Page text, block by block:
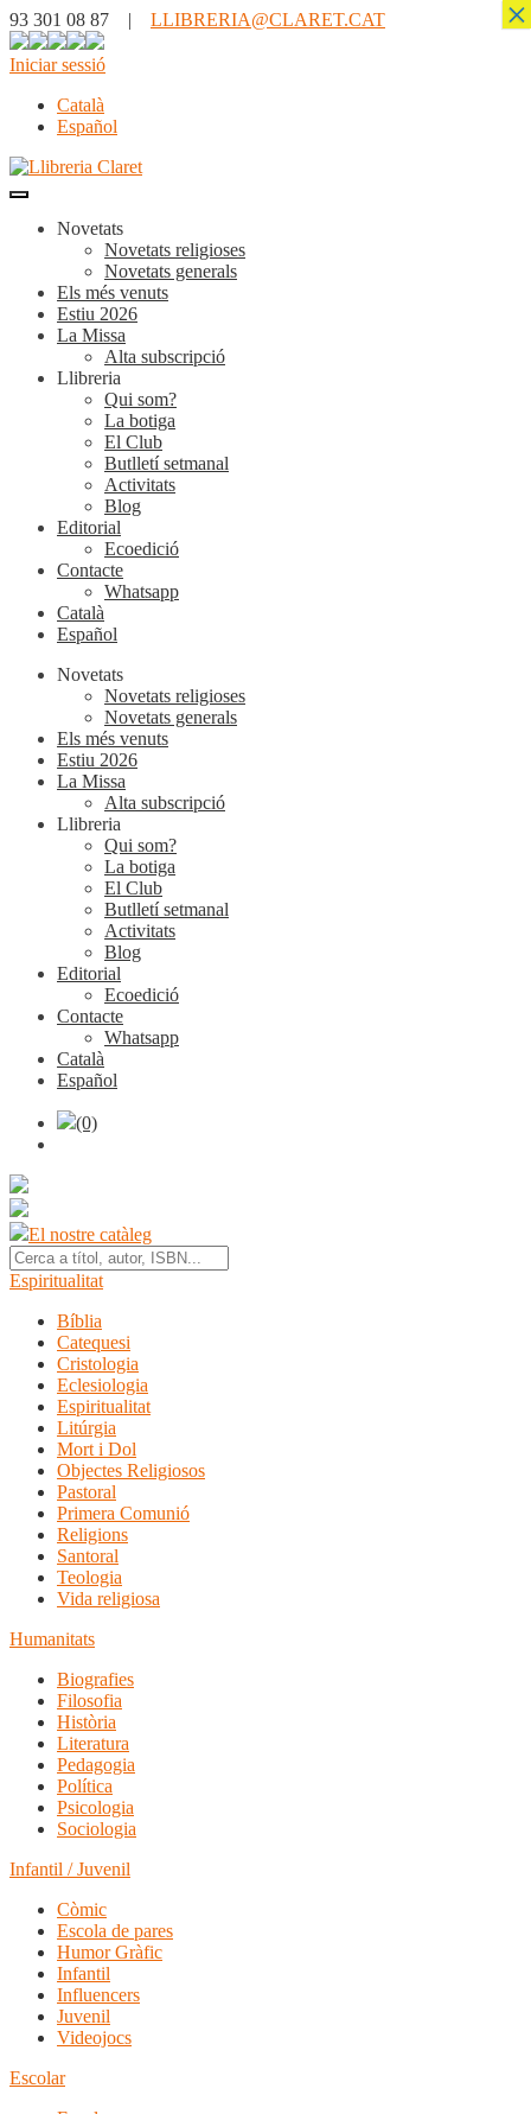
93 301 08 87 | LLIBRERIA@CLARET.CAT
Iniciar sessió
Català
Español
Novetats
Novetats religioses
Novetats generals
Els més venuts
Estiu 2026
La Missa
Alta subscripció
Llibreria
Qui som?
La botiga
El Club
Butlletí setmanal
Activitats
Blog
Editorial
Ecoedició
Contacte
Whatsapp
Català
Español
Novetats
Novetats religioses
Novetats generals
Els més venuts
Estiu 2026
La Missa
Alta subscripció
Llibreria
Qui som?
La botiga
El Club
Butlletí setmanal
Activitats
Blog
Editorial
Ecoedició
Contacte
Whatsapp
Català
Español
(0)
El nostre catàleg
Espiritualitat
Bíblia
Catequesi
Cristologia
Eclesiologia
Espiritualitat
Litúrgia
Mort i Dol
Objectes Religiosos
Pastoral
Primera Comunió
Religions
Santoral
Teologia
Vida religiosa
Humanitats
Biografies
Filosofia
Història
Literatura
Pedagogia
Política
Psicologia
Sociologia
Infantil / Juvenil
Còmic
Escola de pares
Humor Gràfic
Infantil
Influencers
Juvenil
Videojocs
Escolar
×